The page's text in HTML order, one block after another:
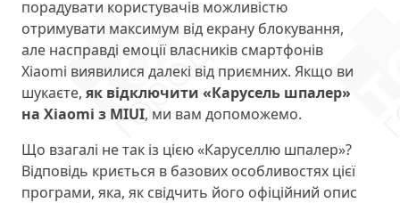
порадувати користувачів можливістю
отримувати максимум від екрану блокування,
але насправді емоції власників смартфонів
Xiaomi виявилися далекі від приємних. Якщо ви
шукаєте, як відключити «Карусель шпалер»
на Xiaomi з MIUI, ми вам допоможемо.
Що взагалі не так із цією «Каруселлю шпалер»?
Відповідь криється в базових особливостях цієї
програми, яка, як свідчить його офіційний опис